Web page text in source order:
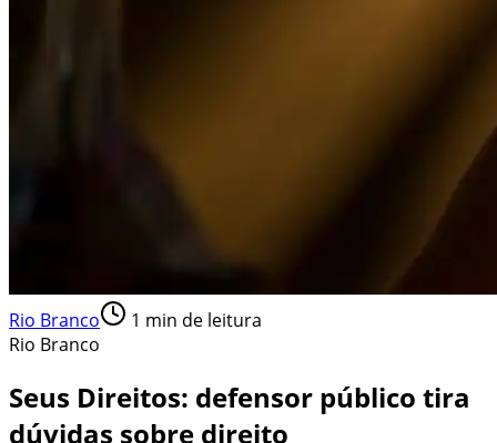
Rio Branco 1 min de leitura
Rio Branco
Seus Direitos: defensor público tira
dúvidas sobre direito